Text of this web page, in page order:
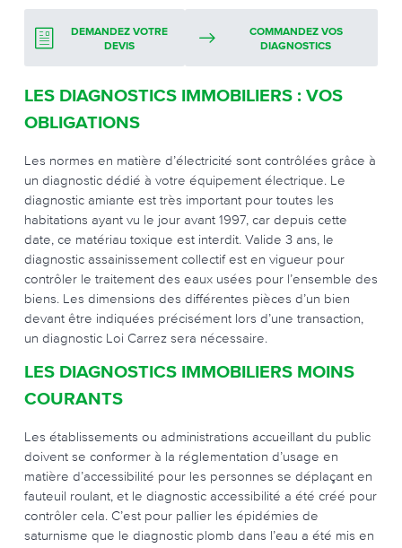
DEMANDEZ VOTRE
DEVIS
COMMANDEZ VOS
DIAGNOSTICS
LES DIAGNOSTICS IMMOBILIERS : VOS
OBLIGATIONS
Les normes en matière d’électricité sont contrôlées grâce à
un diagnostic dédié à votre équipement électrique. Le
diagnostic amiante est très important pour toutes les
habitations ayant vu le jour avant 1997, car depuis cette
date, ce matériau toxique est interdit. Valide 3 ans, le
diagnostic assainissement collectif est en vigueur pour
contrôler le traitement des eaux usées pour l’ensemble des
biens. Les dimensions des différentes pièces d’un bien
devant être indiquées précisément lors d’une transaction,
un diagnostic Loi Carrez sera nécessaire.
LES DIAGNOSTICS IMMOBILIERS MOINS
COURANTS
Les établissements ou administrations accueillant du public
doivent se conformer à la réglementation d’usage en
matière d’accessibilité pour les personnes se déplaçant en
fauteuil roulant, et le diagnostic accessibilité a été créé pour
contrôler cela. C’est pour pallier les épidémies de
saturnisme que le diagnostic plomb dans l’eau a été mis en